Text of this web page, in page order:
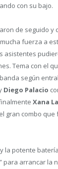
con su bajo.
de seguido y
fuerza a
asistentes
Tema con el
según
Diego Palacio
Xana
gran combo
y la potente
” para arrancar la